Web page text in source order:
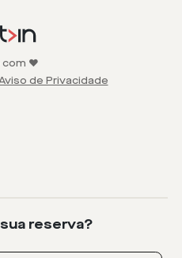
com ❤️
de Privacidade
reserva?